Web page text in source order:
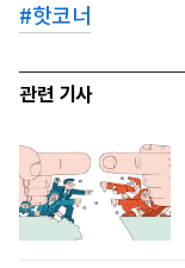
#핫코너
관련 기사